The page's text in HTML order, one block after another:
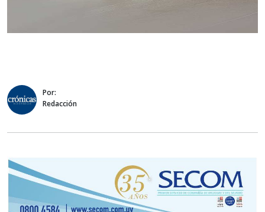
Por:
Redacción